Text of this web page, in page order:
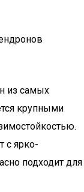
из самых
крупными
с ярко-
подходит для